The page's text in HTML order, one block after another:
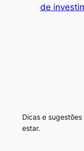
de
Dicas e
estar.